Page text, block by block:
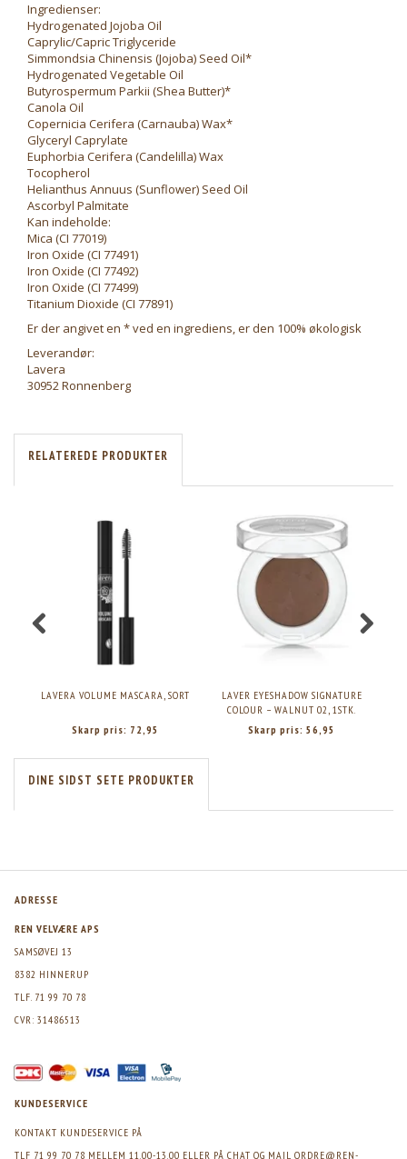
Ingredienser:
Hydrogenated Jojoba Oil
Caprylic/Capric Triglyceride
Simmondsia Chinensis (Jojoba) Seed Oil*
Hydrogenated Vegetable Oil
Butyrospermum Parkii (Shea Butter)*
Canola Oil
Copernicia Cerifera (Carnauba) Wax*
Glyceryl Caprylate
Euphorbia Cerifera (Candelilla) Wax
Tocopherol
Helianthus Annuus (Sunflower) Seed Oil
Ascorbyl Palmitate
Kan indeholde:
Mica (CI 77019)
Iron Oxide (CI 77491)
Iron Oxide (CI 77492)
Iron Oxide (CI 77499)
Titanium Dioxide (CI 77891)
Er der angivet en * ved en ingrediens, er den 100% økologisk
Leverandør:
Lavera
30952 Ronnenberg
RELATEREDE PRODUKTER
LAVERA VOLUME MASCARA, SORT
Skarp pris: 72,95
LAVER EYESHADOW SIGNATURE
COLOUR – WALNUT 02, 1STK.
Skarp pris: 56,95
DINE SIDST SETE PRODUKTER
ADRESSE
REN VELVÆRE APS
SAMSØVEJ 13
8382 HINNERUP
TLF. 71 99 70 78
CVR: 31486513
KUNDESERVICE
KONTAKT KUNDESERVICE PÅ
TLF 71 99 70 78 MELLEM 11.00-13.00 ELLER PÅ CHAT OG MAIL ORDRE@REN-